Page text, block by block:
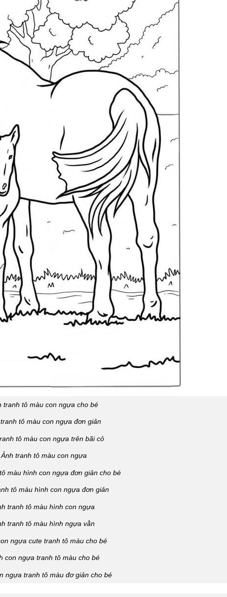
tranh tô màu con ngựa cho bé
tô màu con ngựa đơn giản
tô màu con ngựa trên bãi cỏ
Ảnh tranh tô màu con ngựa
màu hình con ngựa đơn giản cho bé
tô màu hình con ngựa đơn giản
tranh tô màu hình con ngựa
tranh tô màu hình ngựa vằn
ngựa cute tranh tô màu cho bé
con ngựa tranh tô màu cho bé
ngựa tranh tô màu đơ giản cho bé